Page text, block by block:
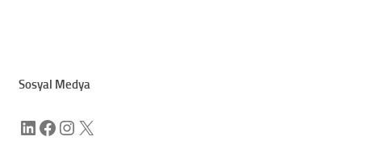
Sosyal Medya
LinkedIn
Facebook
Instagram
X